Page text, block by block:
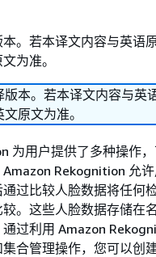
。若本译文内容与英语
为准。
本。若本译文内容与英
原文为准。
为用户提供了多种操作
Rekognition 允许
过比较人脸数据将任何
。这些人脸数据存储在
过利用 Amazon
合管理操作，您可以创